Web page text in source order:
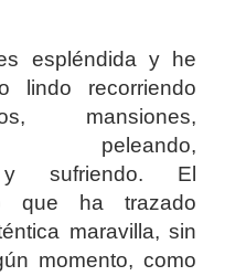
espléndida y he
lindo recorriendo
mansiones,
peleando,
y sufriendo. El
que ha trazado
maravilla, sin
momento, como